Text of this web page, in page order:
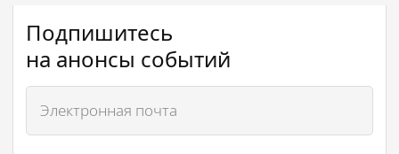
Подпишитесь
на анонсы событий